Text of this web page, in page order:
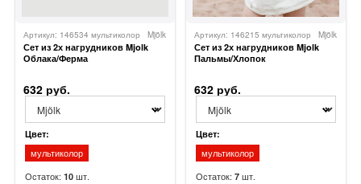
Сет из 2х нагрудников Mjolk
Облака/Ферма
Артикул: 146534 мультиколор Mjölk
632 руб.
Цвет:
мультиколор
Остаток: 10 шт.
Сет из 2х нагрудников Mjolk
Пальмы/Хлопок
Артикул: 146215 мультиколор Mjölk
632 руб.
Цвет:
мультиколор
Остаток: 7 шт.